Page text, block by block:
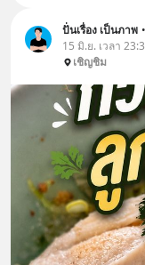
ปั่นเรื่อง เป็นภาพ •
15 มิ.ย. เวลา
เชิญชิม